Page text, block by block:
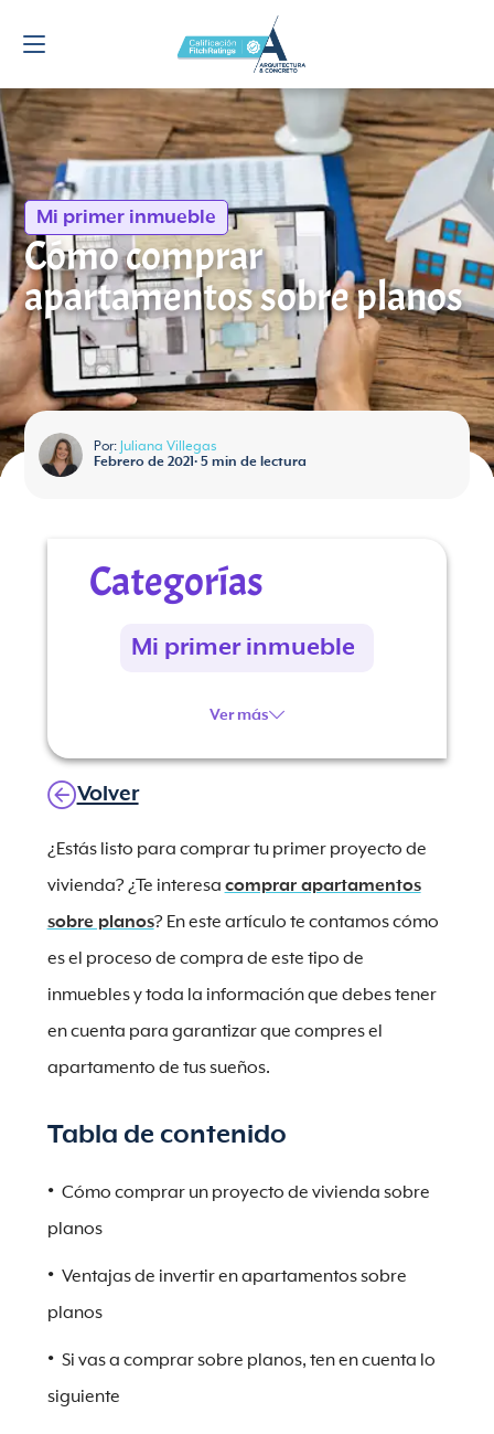
Mi primer inmueble
Cómo comprar
apartamentos sobre planos
Por: Juliana Villegas
Febrero de 2021• 5min de lectura
Categorías
Mi primer inmueble
Ver más
Volver
¿Estás listo para comprar tu primer proyecto de
vivienda? ¿Te interesa comprar apartamentos
sobre planos? En este artículo te contamos cómo
es el proceso de compra de este tipo de
inmuebles y toda la información que debes tener
en cuenta para garantizar que compres el
apartamento de tus sueños.
Tabla de contenido
Cómo comprar un proyecto de vivienda sobre
planos
Ventajas de invertir en apartamentos sobre
planos
Si vas a comprar sobre planos, ten en cuenta lo
siguiente